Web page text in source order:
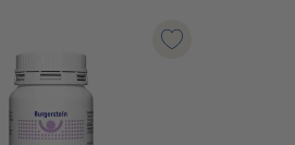
Marqueur le